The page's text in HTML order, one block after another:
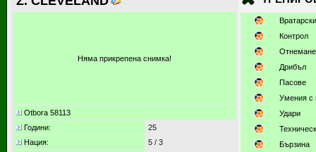
Няма прикрепена снимка!
Otbora 58113
Години:
25
Нация:
5 / 3
Контрол
Дрибъл
Пасове
Умения с
Удари
Бързина